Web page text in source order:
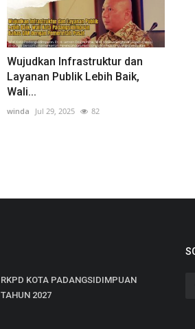
Wujudkan Infrastruktur dan
Layanan Publik Lebih Baik,
Wali...
winda Jul 29, 2025 82
RKPD KOTA PADANGSIDIMPUAN
TAHUN 2027